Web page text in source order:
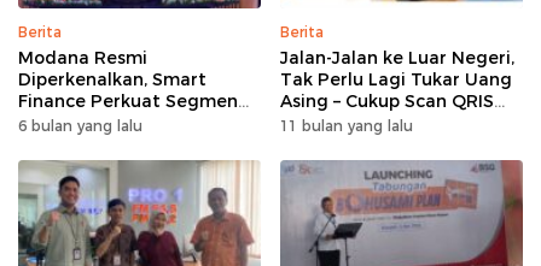
Berita
Modana Resmi
Diperkenalkan, Smart
Finance Perkuat Segmen
Pembiayaan Multiguna
6 bulan yang lalu
Berita
Jalan-Jalan ke Luar Negeri,
Tak Perlu Lagi Tukar Uang
Asing – Cukup Scan QRIS
Pakai BRImo
11 bulan yang lalu